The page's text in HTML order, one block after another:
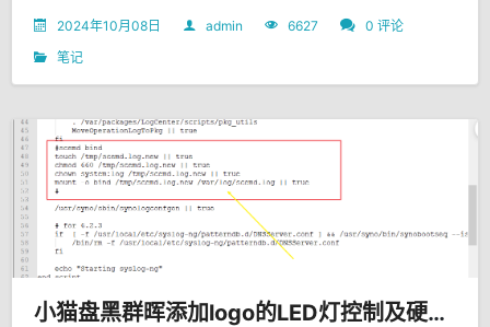
2024年10月08日 admin 6627
0 评论
笔记
小猫盘黑群晖添加logo的LED灯控制及硬盘休眠功能